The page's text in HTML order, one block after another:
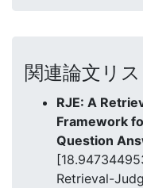
関連論文リス
RJE: A
Framework
Question
Retrieval-